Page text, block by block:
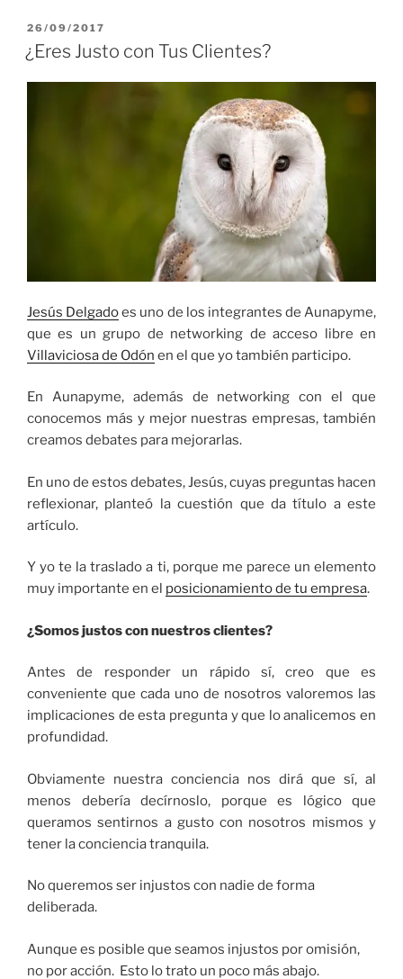
es
Mismo
Oyen”
PUBLICADO
EL
26/09/2017
¿Eres Justo con Tus Clientes?
Jesús Delgadoes uno de los integrantes de Aunapyme,
que es un grupo de networking de acceso libre en
Villaviciosa de Odón en el que yo también participo.
En Aunapyme, además de networking con el que
conocemos más y mejor nuestras empresas, también
creamos debates para mejorarlas.
En uno de estos debates, Jesús, cuyas preguntas hacen
reflexionar, planteó la cuestión que da título a este
artículo.
Y yo te la traslado a ti, porque me parece un elemento
muy importante en el posicionamiento de tu empresa.
¿Somos justos con nuestros clientes?
Antes de responder un rápido sí, creo que es
conveniente que cada uno de nosotros valoremos las
implicaciones de esta pregunta y que lo analicemos en
profundidad.
Obviamente nuestra conciencia nos dirá que sí, al
menos debería decírnoslo, porque es lógico que
queramos sentirnos a gusto con nosotros mismos y
tener la conciencia tranquila.
No queremos ser injustos con nadie de forma
deliberada.
Aunque es posible que seamos injustos por omisión,
no por acción. Esto lo trato un poco más abajo.